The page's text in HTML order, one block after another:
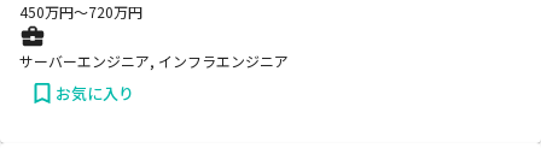
450万円〜720万円
サーバーエンジニア, インフラエンジニア
お気に入り